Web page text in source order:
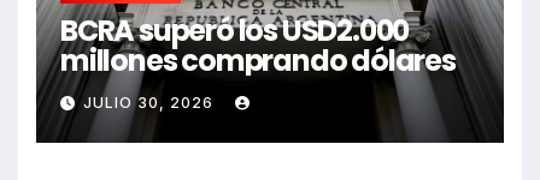
BCRA superó los USD2.000
millones comprando dólares
JULIO 30, 2026